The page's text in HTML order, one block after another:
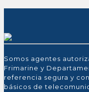
Somos agentes
Frimarine y
referencia segura y
básicos de